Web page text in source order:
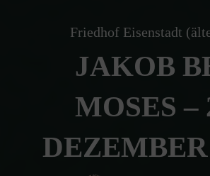
Friedhof Eisenstadt
JAKOB
MOSES –
DEZEMBER